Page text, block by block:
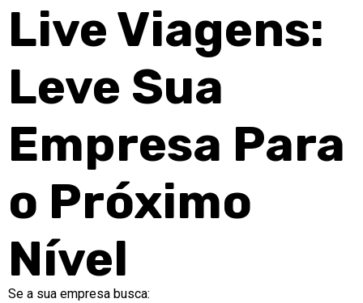
Live Viagens:
Leve Sua
Empresa Para
o Próximo
Nível
Se a sua empresa busca: